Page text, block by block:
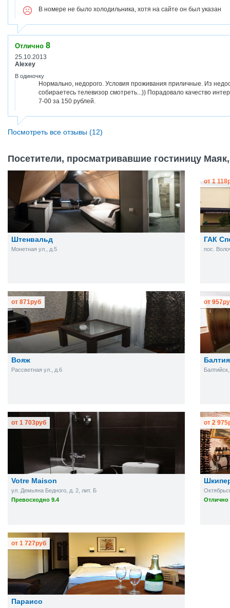
В номере не было холодильника, хотя на сайте он был указан
Отлично 8
25.10.2013
Alexey
В одиночку
Нормально, недорого. Условия проживания приличные. Из
собираетесь телевизор смотреть...)) Порадовало качество
7-00 за 150 рублей.
Посмотреть все отзывы (12)
Посетители, просматривавшие гостиницу
Штенвальд
Монетная ул., д.5
ГАК
пос.
от 1 118
Вояж
Рассветная ул., д.6
от 871руб
Балтия
от 957
Votre Maison
ул. Демьяна Бедного, д. 2, лит. Б
Превосходно 9.4
от 1 703руб
Отлично
от 2 975
Параисо
от 1 727руб